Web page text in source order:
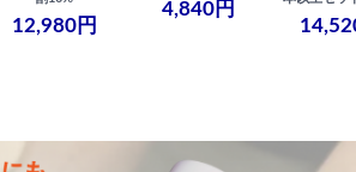
12,980円
4,840円